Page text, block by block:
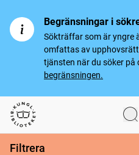
Begränsningar i
Sökträffar som är yngre
omfattas av
tjänsten när du söker på
begränsningen.
Svenska tidningar
Filtrera